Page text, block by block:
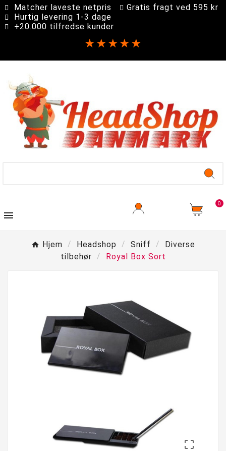
Matcher laveste netpris
Gratis fragt ved 595 kr
Hurtig levering 1-3 dage
+20.000 tilfredse kunder
★★★★★

0
Hjem Headshop Sniff
Diverse
tilbehør
Royal Box Sort
